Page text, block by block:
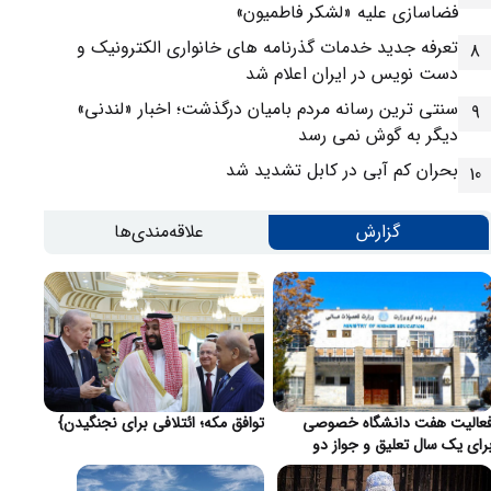
فضاسازی علیه «لشکر فاطمیون»
8 تعرفه جدید خدمات گذرنامه های خانواری الکترونیک و
دست نویس در ایران اعلام شد
9 سنتی ترین رسانه مردم بامیان درگذشت؛ اخبار «لندنی»
دیگر به گوش نمی رسد
10 بحران کم آبی در کابل تشدید شد
گزارش علاقه‌مندی‌ها
هفت دانشگاه خصوصی
یک سال تعلیق و جواز دو
لغو شد}
توافق مکه؛ ائتلافی برای نجنگیدن}